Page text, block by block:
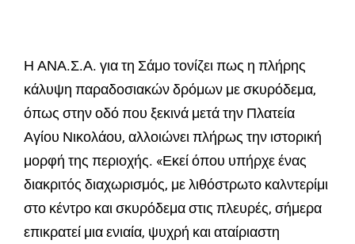
Η ΑΝΑ.Σ.Α. για τη Σάμο τονίζει πως η πλήρης
κάλυψη παραδοσιακών δρόμων με σκυρόδεμα,
όπως στην οδό που ξεκινά μετά την Πλατεία
Αγίου Νικολάου, αλλοιώνει πλήρως την ιστορική
μορφή της περιοχής. «Εκεί όπου υπήρχε ένας
διακριτός διαχωρισμός, με λιθόστρωτο καλντερίμι
στο κέντρο και σκυρόδεμα στις πλευρές, σήμερα
επικρατεί μια ενιαία, ψυχρή και αταίριαστη